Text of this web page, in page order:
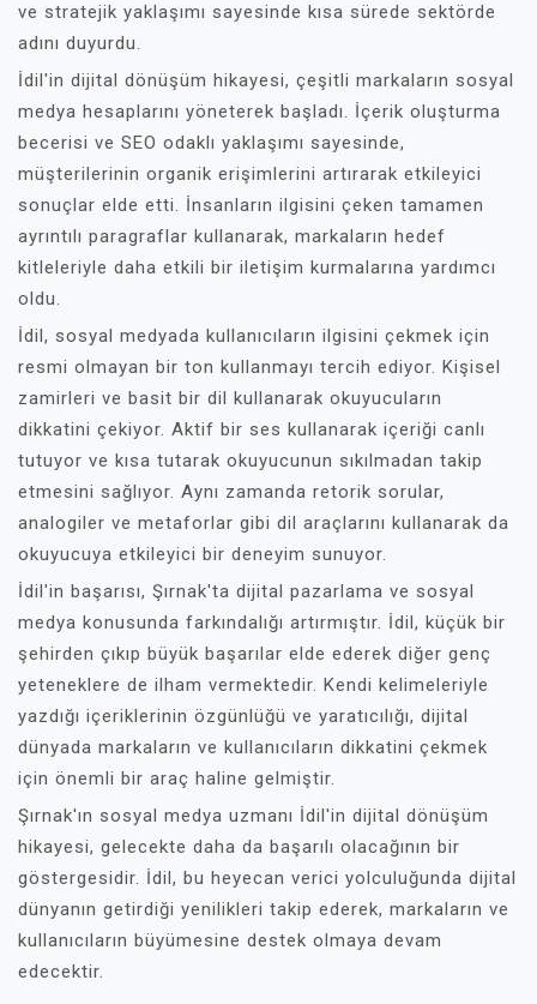
ve stratejik yaklaşımı sayesinde kısa sürede sektörde
adını duyurdu.
İdil'in dijital dönüşüm hikayesi, çeşitli markaların sosyal
medya hesaplarını yöneterek başladı. İçerik oluşturma
becerisi ve SEO odaklı yaklaşımı sayesinde,
müşterilerinin organik erişimlerini artırarak etkileyici
sonuçlar elde etti. İnsanların ilgisini çeken tamamen
ayrıntılı paragraflar kullanarak, markaların hedef
kitleleriyle daha etkili bir iletişim kurmalarına yardımcı
oldu.
İdil, sosyal medyada kullanıcıların ilgisini çekmek için
resmi olmayan bir ton kullanmayı tercih ediyor. Kişisel
zamirleri ve basit bir dil kullanarak okuyucuların
dikkatini çekiyor. Aktif bir ses kullanarak içeriği canlı
tutuyor ve kısa tutarak okuyucunun sıkılmadan takip
etmesini sağlıyor. Aynı zamanda retorik sorular,
analogiler ve metaforlar gibi dil araçlarını kullanarak da
okuyucuya etkileyici bir deneyim sunuyor.
İdil'in başarısı, Şırnak'ta dijital pazarlama ve sosyal
medya konusunda farkındalığı artırmıştır. İdil, küçük bir
şehirden çıkıp büyük başarılar elde ederek diğer genç
yeteneklere de ilham vermektedir. Kendi kelimeleriyle
yazdığı içeriklerinin özgünlüğü ve yaratıcılığı, dijital
dünyada markaların ve kullanıcıların dikkatini çekmek
için önemli bir araç haline gelmiştir.
Şırnak'ın sosyal medya uzmanı İdil'in dijital dönüşüm
hikayesi, gelecekte daha da başarılı olacağının bir
göstergesidir. İdil, bu heyecan verici yolculuğunda dijital
dünyanın getirdiği yenilikleri takip ederek, markaların ve
kullanıcıların büyümesine destek olmaya devam
edecektir.